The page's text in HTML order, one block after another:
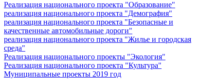
Реализация национального проекта "Образование"
реализация национального проекта "Демография"
реализация национального проекта "Безопасные и
качественные автомобильные дороги"
реализация национального проекта "Жилье и городская
среда"
Реализация национального проекты "Экология"
Реализация национального проекта "Культура"
Муниципальные проекты 2019 год